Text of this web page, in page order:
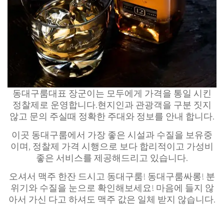
동대구룸대표 장군이는 모두에게 가격을 통일 시킨
정찰제로 운영합니다.현지인과 관광객을 구분 짓지
않고 문의 주실때 정확한 주대와 정보를 안내 합니다.
이곳 동대구룸에서 가장 좋은 시설과 수질을 보유중
이며, 정찰제 가격 시행으로 보다 합리적이고 가성비
좋은 서비스를 제공해드리고 있습니다.
오셔서 맥주 한잔 드시고 동대구룸! 동대구룸싸롱! 분
위기와 수질을 눈으로 확인해보세요! 마음에 들지 않
아서 가신 다고 하셔도 맥주 값은 일체 받지 않습니다.